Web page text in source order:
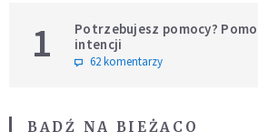
1
Potrzebujesz pomocy?
intencji
62 komentarzy
BĄDŹ NA BIEŻĄCO